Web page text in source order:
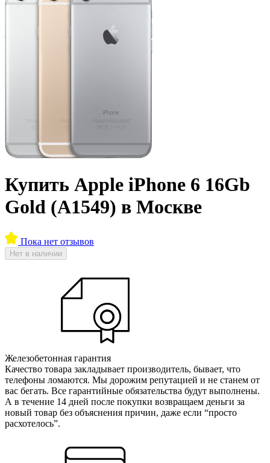
Купить Apple iPhone 6 16Gb
Gold (A1549) в Москве
Пока нет отзывов
Нет в наличии
Железобетонная гарантия
Качество товара закладывает производитель, бывает, что
телефоны ломаются. Мы дорожим репутацией и не станем от
вас бегать. Все гарантийные обязательства будут выполнены.
А в течение 14 дней после покупки возвращаем деньги за
новый товар без объяснения причин, даже если “просто
расхотелось”.